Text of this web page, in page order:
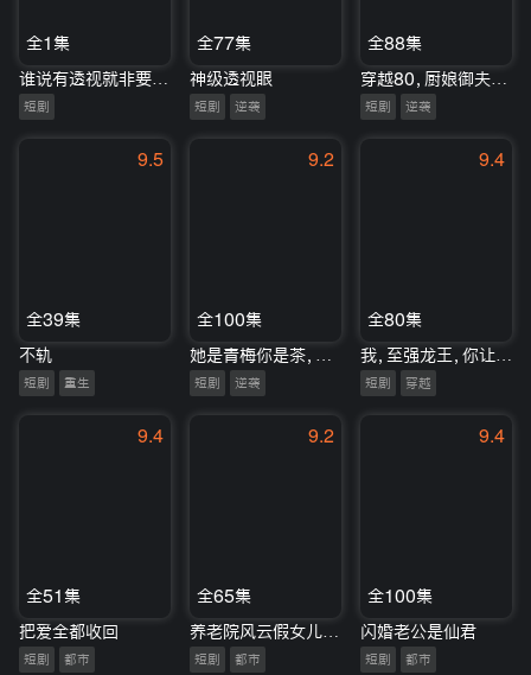
全1集
谁说有透视就非要赌石
短剧
全77集
神级透视眼
短剧 逆袭
全88集
穿越80，厨娘御夫有道
短剧 逆袭
9.5
全39集
不轨
短剧 重生
9.2
全100集
短剧 逆袭
9.4
全80集
短剧 穿越
9.4
全51集
把爱全都收回
短剧 都市
9.2
全65集
短剧 都市
9.4
全100集
闪婚老公是仙君
短剧 都市